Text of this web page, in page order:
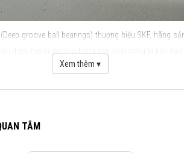
groove ball bearings) thương hiệu SKF, hãng
Xem thêm ▾
TÂM